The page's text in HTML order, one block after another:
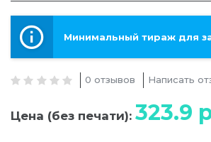
Минимальный тираж для
0 отзывов Написать
Цена (без печати): 323.9